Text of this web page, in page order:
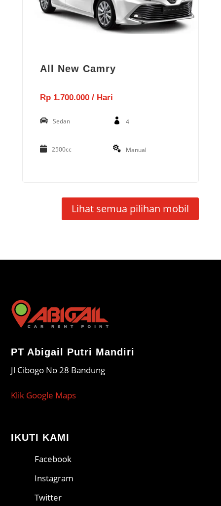
All New Camry
Rp 1.700.000 / Hari
Sedan 4
2500cc Manual
Lihat semua pilihan mobil
PT Abigail Putri Mandiri
Jl Cibogo No 28 Bandung
Klik Google Maps
IKUTI KAMI
Facebook
Instagram
Twitter